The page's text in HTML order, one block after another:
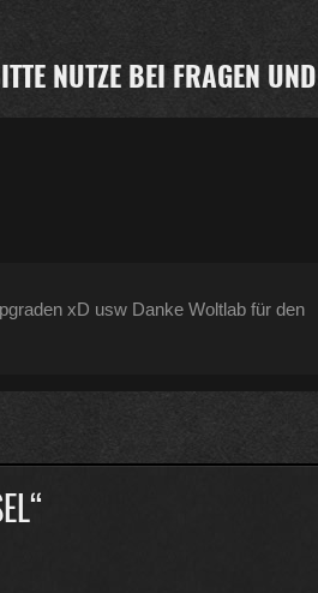
NUTZE BEI FRAGEN
xD usw Danke Woltlab für den
an geld zusammen was ich auftreiben